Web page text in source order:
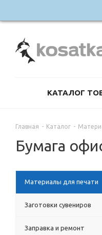
КАТАЛОГ
Главная - Каталог -
Бумага
Материалы для печати
Заготовки сувениров
Заправка и ремонт